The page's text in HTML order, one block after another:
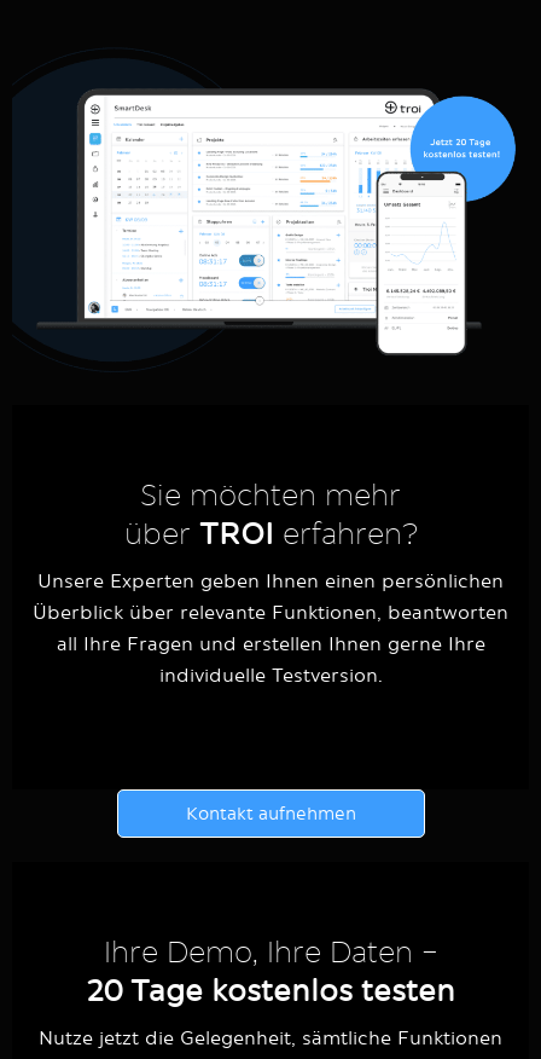
Sie möchten mehr
über TROI erfahren?
Unsere Experten geben Ihnen einen persönlichen
Überblick über relevante Funktionen, beantworten
all Ihre Fragen und erstellen Ihnen gerne Ihre
individuelle Testversion.
Kontakt aufnehmen
Ihre Demo, Ihre Daten –
20 Tage kostenlos testen
Nutze jetzt die Gelegenheit, sämtliche Funktionen